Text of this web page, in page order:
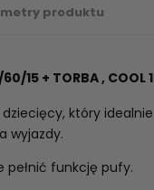
produktu
15 + TORBA , COOL 1
który
wyjazdy.
pełnić funkcję pufy.